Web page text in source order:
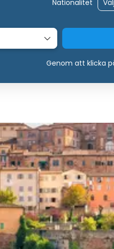
Nationalitet
Genom att klicka